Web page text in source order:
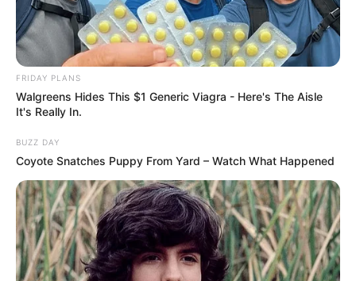
Imprimir
Lembrancinha de Páscoa
Bonecas de Amigurumi: 7
Princesas com Passo a
Passos Completos
FRIDAY PLANS
Walgreens Hides This $1 Generic Viagra - Here's The Aisle
It's Really In.
BUZZ DAY
Coyote Snatches Puppy From Yard – Watch What Happened